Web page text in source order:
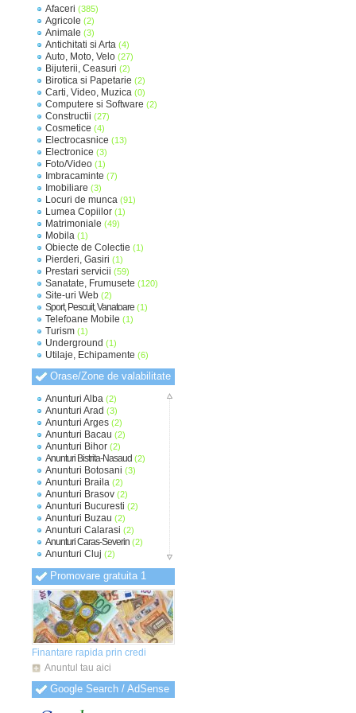
Afaceri (385)
Agricole (2)
Animale (3)
Antichitati si Arta (4)
Auto, Moto, Velo (27)
Bijuterii, Ceasuri (2)
Birotica si Papetarie (2)
Carti, Video, Muzica (0)
Computere si Software (2)
Constructii (27)
Cosmetice (4)
Electrocasnice (13)
Electronice (3)
Foto/Video (1)
Imbracaminte (7)
Imobiliare (3)
Locuri de munca (91)
Lumea Copiilor (1)
Matrimoniale (49)
Mobila (1)
Obiecte de Colectie (1)
Pierderi, Gasiri (1)
Prestari servicii (59)
Sanatate, Frumusete (120)
Site-uri Web (2)
Sport, Pescuit, Vanatoare (1)
Telefoane Mobile (1)
Turism (1)
Underground (1)
Utilaje, Echipamente (6)
Orase/Zone de valabilitate
Anunturi Alba (2)
Anunturi Arad (3)
Anunturi Arges (2)
Anunturi Bacau (2)
Anunturi Bihor (2)
Anunturi Bistrita-Nasaud (2)
Anunturi Botosani (3)
Anunturi Braila (2)
Anunturi Brasov (2)
Anunturi Bucuresti (2)
Anunturi Buzau (2)
Anunturi Calarasi (2)
Anunturi Caras-Severin (2)
Anunturi Cluj (2)
Anunturi Constanta
Anunturi Covasna(2)
Anunturi Dambovita(2)
Anunturi Dolj(2)
Anunturi Galati(2)
Anunturi Giurgiu(2)
Anunturi Gorj(2)
Anunturi Harghita (2)
Anunturi Hunedoara
Anunturi Ialomita
Anunturi Iasi(2)
Anunturi Ilfov(2)
Anunturi Maramures
Promovare gratuita 1
Finantare rapida prin credi
Anuntul tau aici
Google Search / AdSense